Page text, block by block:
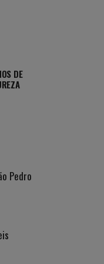
DE
Pedro